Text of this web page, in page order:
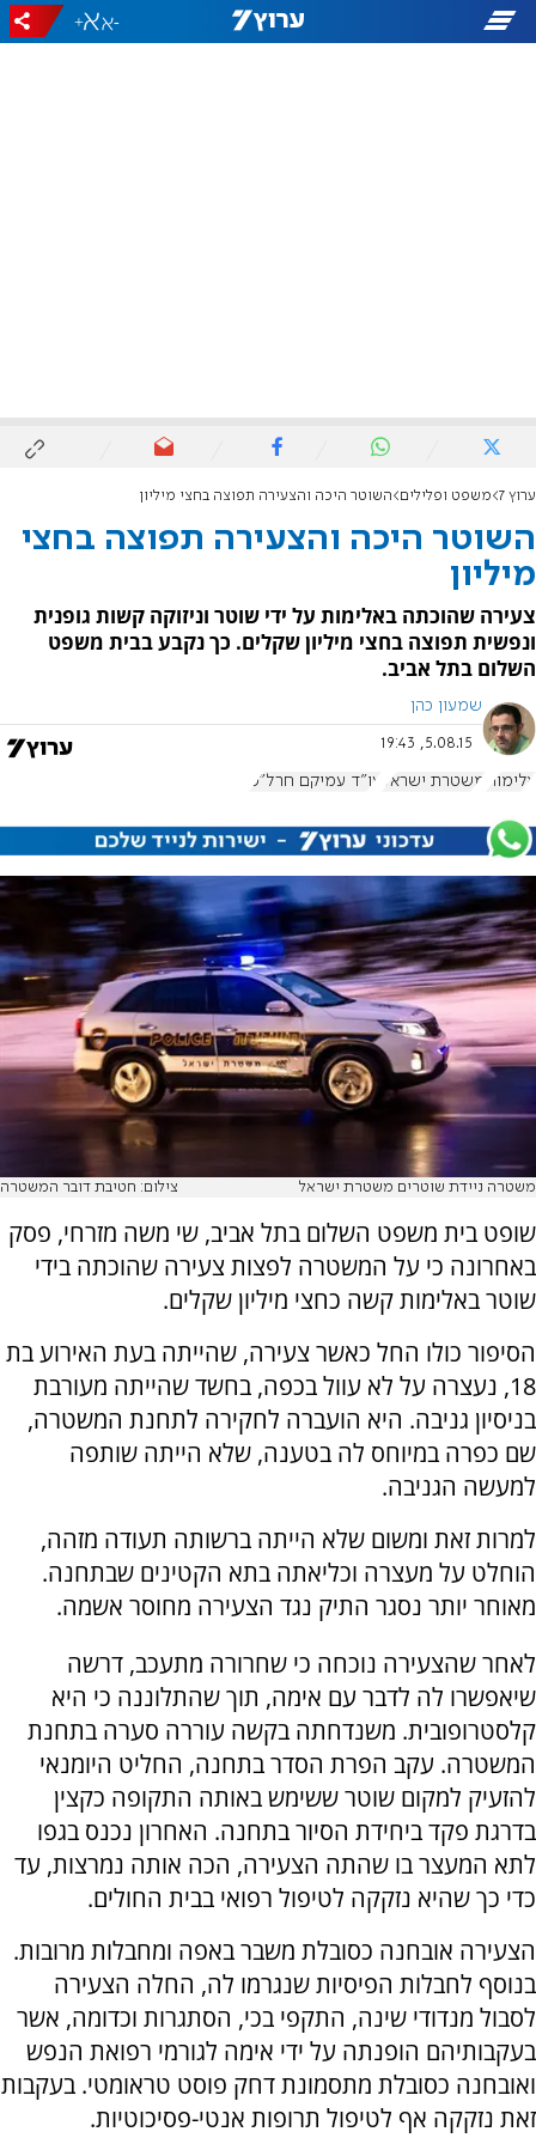
-
+
ערוץ 7 משפט ופלילים השוטר היכה והצעירה תפוצה בחצי מיליון
השוטר היכה והצעירה תפוצה בחצי
מיליון
צעירה שהוכתה באלימות על ידי שוטר וניזוקה קשות גופנית
ונפשית תפוצה בחצי מיליון שקלים. כך נקבע בבית משפט
השלום בתל אביב.
שמעון כהן
5.08.15, 19:43
אלימות משטרת ישראל עו"ד עמיקם חרל"פ
משטרה ניידת שוטרים משטרת ישראל צילום: חטיבת דובר המשטרה
שופט בית משפט השלום בתל אביב, שי משה מזרחי, פסק
באחרונה כי על המשטרה לפצות צעירה שהוכתה בידי
שוטר באלימות קשה כחצי מיליון שקלים.
הסיפור כולו החל כאשר צעירה, שהייתה בעת האירוע בת
18, נעצרה על לא עוול בכפה, בחשד שהייתה מעורבת
בניסיון גניבה. היא הועברה לחקירה לתחנת המשטרה,
שם כפרה במיוחס לה בטענה, שלא הייתה שותפה
למעשה הגניבה.
למרות זאת ומשום שלא הייתה ברשותה תעודה מזהה,
הוחלט על מעצרה וכליאתה בתא הקטינים שבתחנה.
מאוחר יותר נסגר התיק נגד הצעירה מחוסר אשמה.
לאחר שהצעירה נוכחה כי שחרורה מתעכב, דרשה
שיאפשרו לה לדבר עם אימה, תוך שהתלוננה כי היא
קלסטרופובית. משנדחתה בקשה עוררה סערה בתחנת
המשטרה. עקב הפרת הסדר בתחנה, החליט היומנאי
להזעיק למקום שוטר ששימש באותה התקופה כקצין
בדרגת פקד ביחידת הסיור בתחנה. האחרון נכנס בגפו
לתא המעצר בו שהתה הצעירה, הכה אותה נמרצות, עד
כדי כך שהיא נזקקה לטיפול רפואי בבית החולים.
הצעירה אובחנה כסובלת משבר באפה ומחבלות מרובות.
בנוסף לחבלות הפיסיות שנגרמו לה, החלה הצעירה
לסבול מנדודי שינה, התקפי בכי, הסתגרות וכדומה, אשר
בעקבותיהם הופנתה על ידי אימה לגורמי רפואת הנפש
ואובחנה כסובלת מתסמונת דחק פוסט טראומטי. בעקבות
זאת נזקקה אף לטיפול תרופות אנטי-פסיכוטיות.